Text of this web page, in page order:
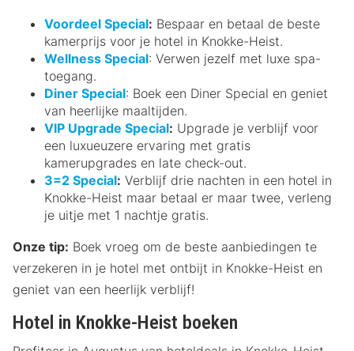
Voordeel Special: Bespaar en betaal de beste
kamerprijs voor je hotel in Knokke-Heist.
Wellness Special: Verwen jezelf met luxe spa-
toegang.
Diner Special: Boek een Diner Special en geniet
van heerlijke maaltijden.
VIP Upgrade Special: Upgrade je verblijf voor
een luxueuzere ervaring met gratis
kamerupgrades en late check-out.
3=2 Special: Verblijf drie nachten in een hotel in
Knokke-Heist maar betaal er maar twee, verleng
je uitje met 1 nachtje gratis.
Onze tip: Boek vroeg om de beste aanbiedingen te
verzekeren in je hotel met ontbijt in Knokke-Heist en
geniet van een heerlijk verblijf!
Hotel in Knokke-Heist boeken